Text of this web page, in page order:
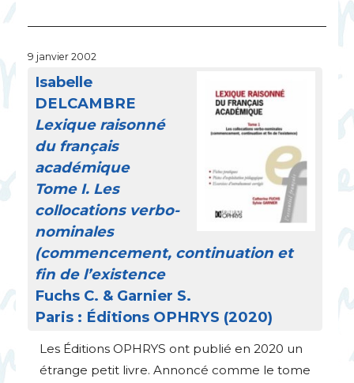
9 janvier 2002
Isabelle
DELCAMBRE
Lexique raisonné
du français
académique
Tome I. Les
collocations verbo-
nominales
(commencement, continuation et
fin de l’existence
Fuchs C. & Garnier S.
Paris : Éditions OPHRYS (2020)
Les Éditions OPHRYS ont publié en 2020 un
étrange petit livre. Annoncé comme le tome